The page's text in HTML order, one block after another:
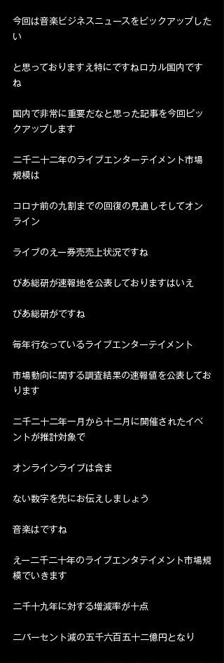
今回は音楽ビジネスニュースをピックアップした
い
と思っておりますえ特にですねロカル国内です
ね
国内で非常に重要だなと思った記事を今回ピッ
クアップします
二千二十二年のライブエンターテイメント市場
規模は
コロナ前の九割までの回復の見通しそしてオン
ライン
ライブのえー券売売上状況ですね
ぴあ総研が速報地を公表しておりますはいえ
ぴあ総研がですね
毎年行なっているライブエンターテイメント
市場動向に関する調査結果の速報値を公表してお
ります
二千二十二年一月から十二月に開催されたイベ
ントが推計対象で
オンラインライブは含ま
ない数字を先にお伝えしましょう
音楽はですね
えー二千二十年のライブエンタテイメント市場規
模でいきます
二千十九年に対する増減率が十点
二パーセント減の五千六百五十二億円となり